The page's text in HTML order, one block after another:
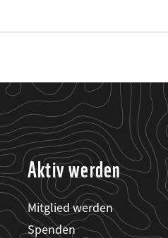
Aktiv werden
Mitglied werden
Spenden